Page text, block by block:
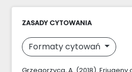
ZASADY CYTOWANIA
Formaty cytowań